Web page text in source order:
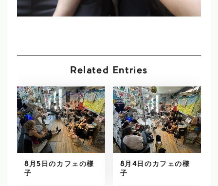
Related Entries
8月5日のカフェの様
子
8月4日のカフェの様
子